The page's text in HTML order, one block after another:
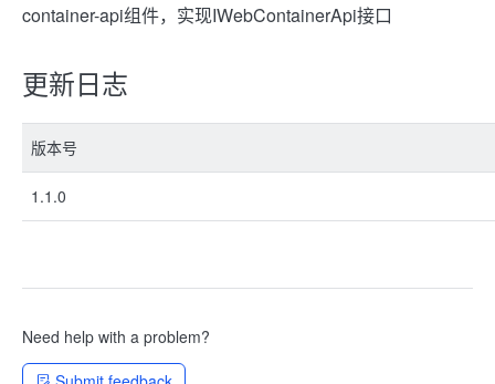
container-api组件，实现IWebContainerApi接口
更新日志
版本号
1.1.0
Need help with a problem?